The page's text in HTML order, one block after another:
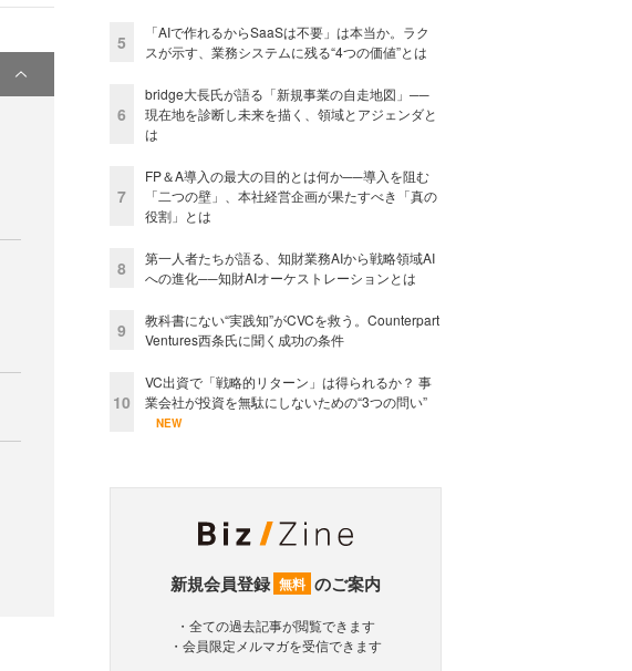
5
「AIで作れるからSaaSは不要」は本当か。ラク
スが示す、業務システムに残る“4つの価値”とは
6
bridge大長氏が語る「新規事業の自走地図」──
現在地を診断し未来を描く、領域とアジェンダと
は
7
FP＆A導入の最大の目的とは何か──導入を阻む
「二つの壁」、本社経営企画が果たすべき「真の
役割」とは
8
第一人者たちが語る、知財業務AIから戦略領域AI
への進化──知財AIオーケストレーションとは
9
教科書にない“実践知”がCVCを救う。Counterpart
Ventures西条氏に聞く成功の条件
10
VC出資で「戦略的リターン」は得られるか？ 事
業会社が投資を無駄にしないための“3つの問い”
NEW
新規会員登録 無料 のご案内
・全ての過去記事が閲覧できます
・会員限定メルマガを受信できます